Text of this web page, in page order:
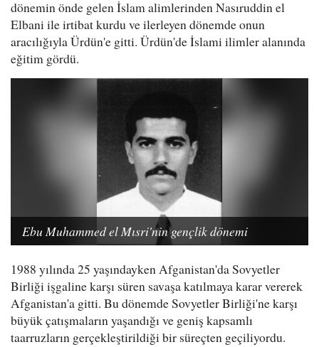
dönemin önde gelen İslam alimlerinden Nasıruddin el
Elbani ile irtibat kurdu ve ilerleyen dönemde onun
aracılığıyla Ürdün'e gitti. Ürdün'de İslami ilimler alanında
eğitim gördü.
Ebu Muhammed el Mısri'nin gençlik dönemi
1988 yılında 25 yaşındayken Afganistan'da Sovyetler
Birliği işgaline karşı süren savaşa katılmaya karar vererek
Afganistan'a gitti. Bu dönemde Sovyetler Birliği'ne karşı
büyük çatışmaların yaşandığı ve geniş kapsamlı
taarruzların gerçekleştirildiği bir süreçten geçiliyordu.